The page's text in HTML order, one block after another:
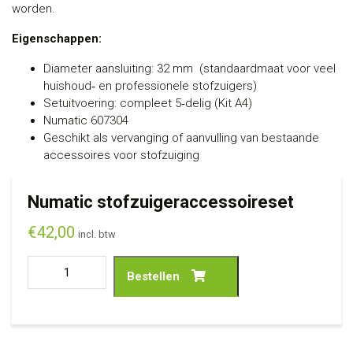
worden.
Eigenschappen:
Diameter aansluiting: 32 mm (standaardmaat voor veel
huishoud‑ en professionele stofzuigers)
Setuitvoering: compleet 5‑delig (Kit A4)
Numatic 607304
Geschikt als vervanging of aanvulling van bestaande
accessoires voor stofzuiging
Numatic stofzuigeraccessoireset
€42,00 incl. btw
Bestellen